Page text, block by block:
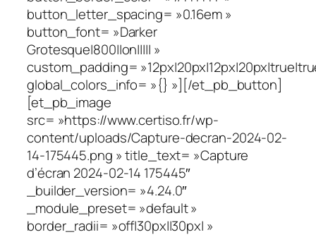
button_letter_spacing= »0.16em »
button_font= »Darker
Grotesque|800||on||||| »
custom_padding=
global_colors_info= »{} »][/et_pb_button]
[et_pb_image
src= »https://www.certiso.fr/wp-
content/uploads/Capture-decran-2024-02-
14-175445.png » title_text= »Capture
d’écran 2024-02-14 175445″
_builder_version= »4.24.0″
_module_preset= »default »
border_radii= »off|30px||30px| »